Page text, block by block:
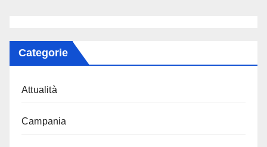
Categorie
Attualità
Campania